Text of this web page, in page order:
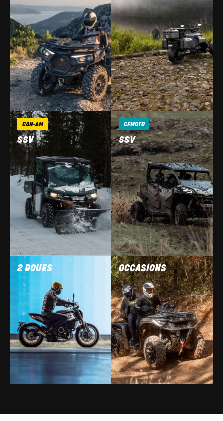
CAN-AM
SSV
CFMOTO
SSV
2 ROUES OCCASIONS